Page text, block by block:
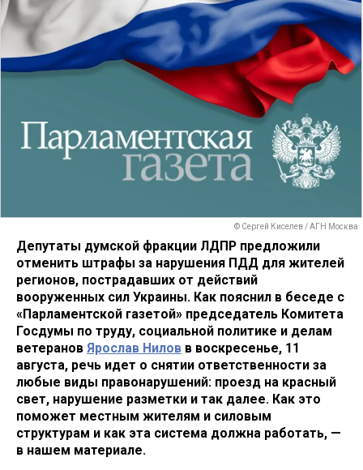
© Сергей Киселев / АГН Москва
Депутаты думской фракции ЛДПР предложили
отменить штрафы за нарушения ПДД для жителей
регионов, пострадавших от действий
вооруженных сил Украины. Как пояснил в беседе с
«Парламентской газетой» председатель Комитета
Госдумы по труду, социальной политике и делам
ветеранов Ярослав Нилов в воскресенье, 11
августа, речь идет о снятии ответственности за
любые виды правонарушений: проезд на красный
свет, нарушение разметки и так далее. Как это
поможет местным жителям и силовым
структурам и как эта система должна работать, —
в нашем материале.